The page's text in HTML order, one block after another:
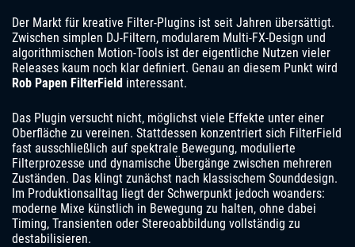
Der Markt für kreative Filter-Plugins ist seit Jahren übersättigt.
Zwischen simplen DJ-Filtern, modularem Multi-FX-Design und
algorithmischen Motion-Tools ist der eigentliche Nutzen vieler
Releases kaum noch klar definiert. Genau an diesem Punkt wird
Rob Papen FilterField interessant.
Das Plugin versucht nicht, möglichst viele Effekte unter einer
Oberfläche zu vereinen. Stattdessen konzentriert sich FilterField
fast ausschließlich auf spektrale Bewegung, modulierte
Filterprozesse und dynamische Übergänge zwischen mehreren
Zuständen. Das klingt zunächst nach klassischem Sounddesign.
Im Produktionsalltag liegt der Schwerpunkt jedoch woanders:
moderne Mixe künstlich in Bewegung zu halten, ohne dabei
Timing, Transienten oder Stereoabbildung vollständig zu
destabilisieren.